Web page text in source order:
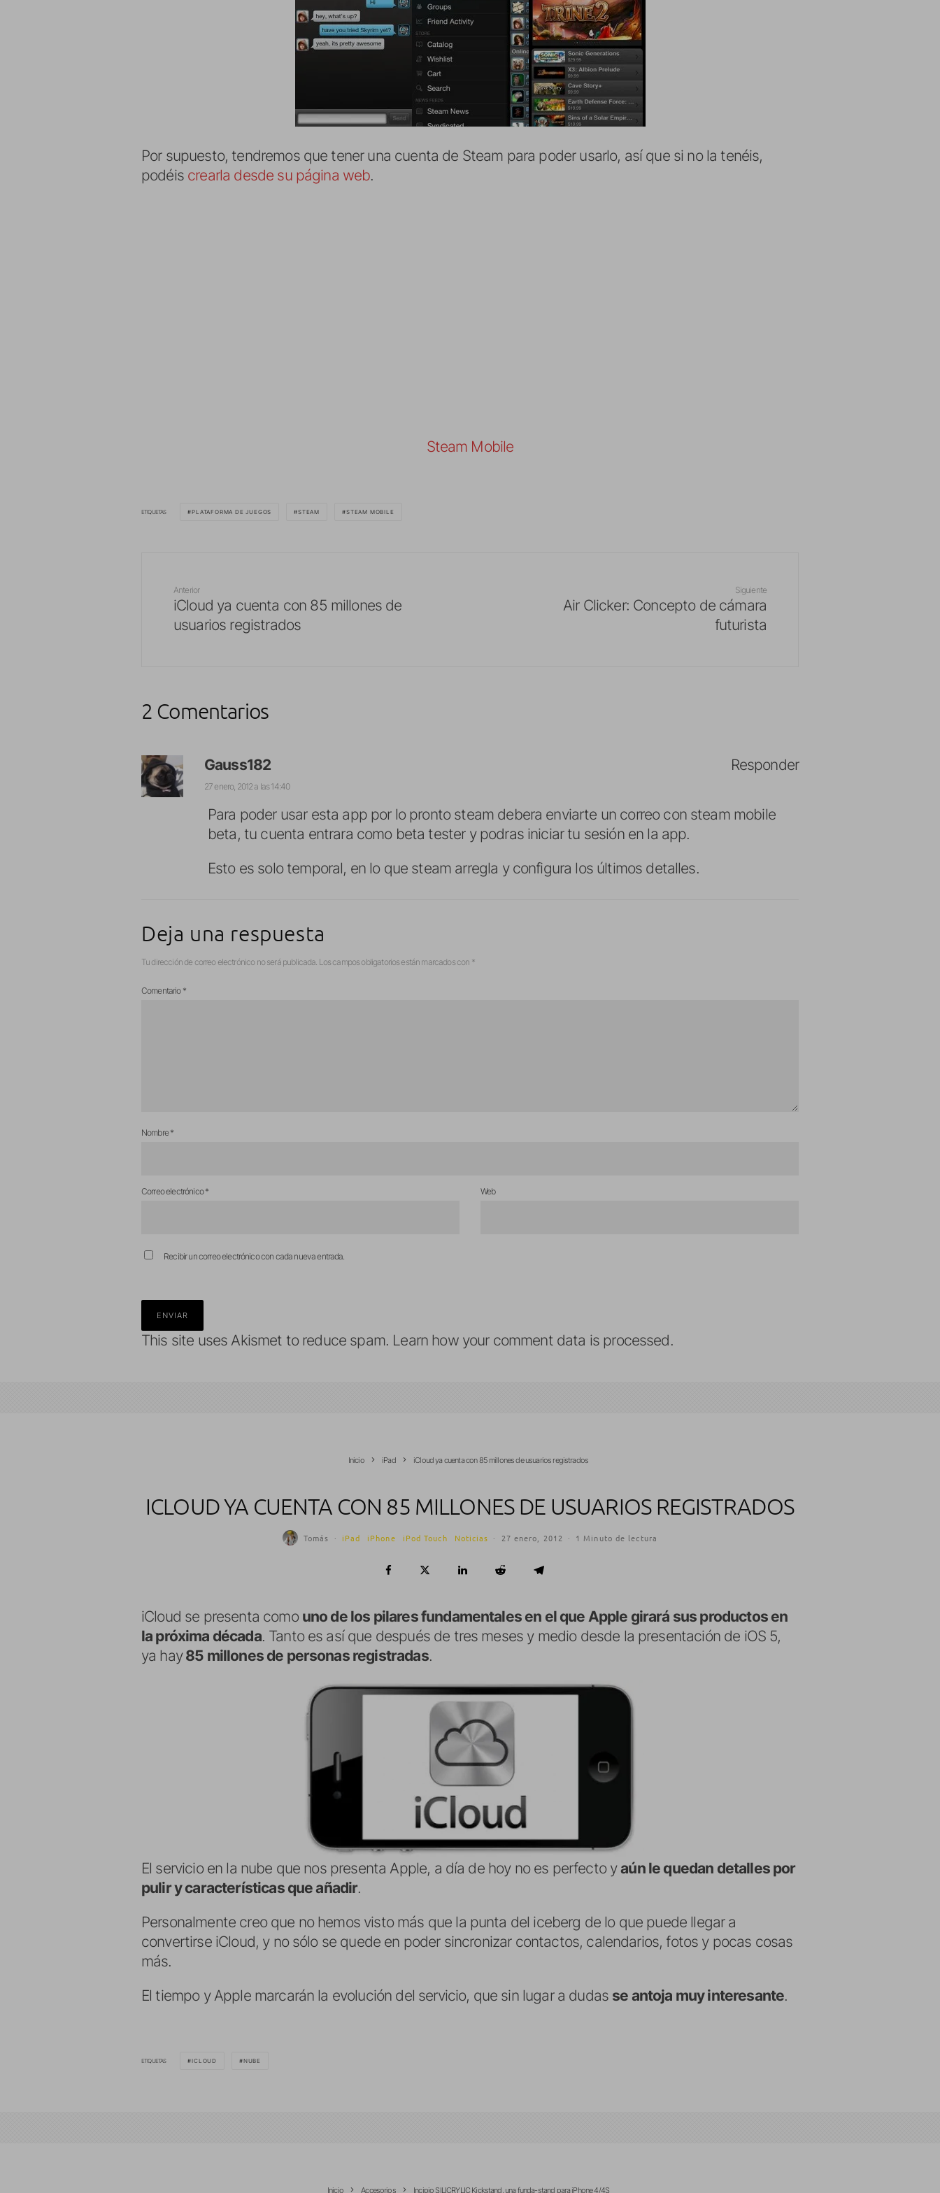
Por supuesto, tendremos que tener una cuenta de Steam para poder usarlo, así que si no la tenéis,
podéis crearla desde su página web.
Steam Mobile
ETIQUETAS PLATAFORMA DE JUEGOS STEAM STEAM MOBILE
Anterior
iCloud ya cuenta con 85 millones de
usuarios registrados
Siguiente
Air Clicker: Concepto de cámara
futurista
2 Comentarios
Gauss182
27 enero, 2012 a las 14:40
Para poder usar esta app por lo pronto steam debera enviarte un correo con steam mobile
beta, tu cuenta entrara como beta tester y podras iniciar tu sesión en la app.
Esto es solo temporal, en lo que steam arregla y configura los últimos detalles.
Responder
Deja una respuesta
Tu dirección de correo electrónico no será publicada. Los campos obligatorios están marcados con *
Comentario *
Nombre*
Correo electrónico* Web
Recibir un correo electrónico con cada nueva entrada.
This site uses Akismet to reduce spam. Learn how your comment data is processed.
Inicio iPad iCloud ya cuenta con 85 millones de usuarios registrados
ICLOUD YA CUENTA CON 85 MILLONES DE USUARIOS REGISTRADOS
Tomás · iPad iPhone iPod Touch Noticias · 27 enero, 2012 · 1 Minuto de lectura
iCloud se presenta como uno de los pilares fundamentales en el que Apple girará sus productos en
la próxima década. Tanto es así que después de tres meses y medio desde la presentación de iOS 5,
ya hay85 millones de personas registradas.
El servicio en la nube que nos presenta Apple, a día de hoy no es perfecto yaún le quedan detalles por
pulir y características que añadir.
Personalmente creo que no hemos visto más que la punta del iceberg de lo que puede llegar a
convertirse iCloud, y no sólo se quede en poder sincronizar contactos, calendarios, fotos y pocas cosas
más.
El tiempo y Apple marcarán la evolución del servicio, que sin lugar a dudas se antoja muy interesante.
ETIQUETAS ICLOUD NUBE
Inicio Accesorios Incipio SILICRYLIC Kickstand, una funda-stand para iPhone 4/4S